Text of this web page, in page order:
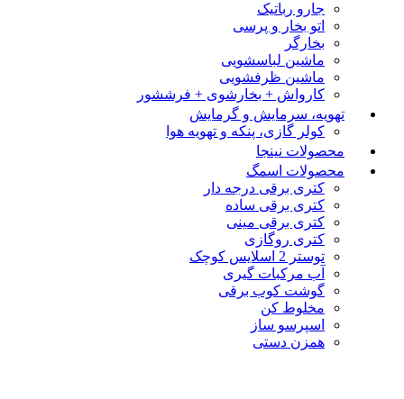
جارو رباتیک
اتو بخار و پرسی
بخارگر
ماشین لباسشویی
ماشین ظرفشویی
کارواش + بخارشوی + فرششور
تهویه، سرمایش و گرمایش
کولر گازی، پنکه و تهویه هوا
محصولات نینجا
محصولات اسمگ
کتری برقی درجه دار
کتری برقی ساده
کتری برقی مینی
کتری روگازی
توستر 2 اسلایس کوچک
آب مرکبات گیری
گوشت کوب برقی
مخلوط کن
اسپرسو ساز
همزن دستی